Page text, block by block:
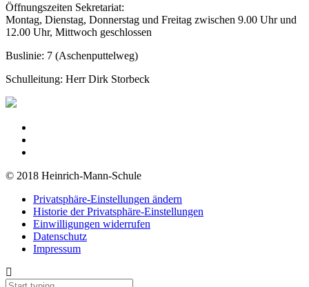
Öffnungszeiten Sekretariat:
Montag, Dienstag, Donnerstag und Freitag zwischen 9.00 Uhr und
12.00 Uhr, Mittwoch geschlossen
Buslinie: 7 (Aschenputtelweg)
Schulleitung: Herr Dirk Storbeck
© 2018 Heinrich-Mann-Schule
Privatsphäre-Einstellungen ändern
Historie der Privatsphäre-Einstellungen
Einwilligungen widerrufen
Datenschutz
Impressum